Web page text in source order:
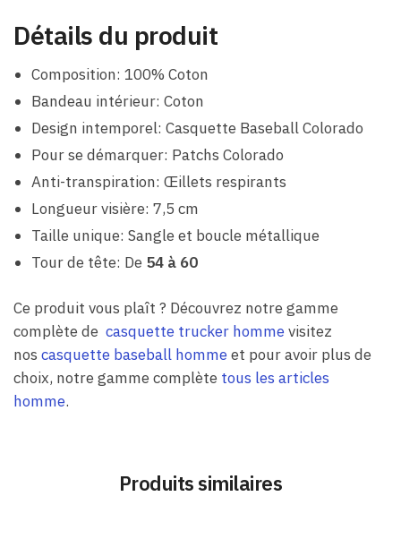
Détails du produit
Composition: 100% Coton
Bandeau intérieur: Coton
Design intemporel: Casquette Baseball Colorado
Pour se démarquer: Patchs Colorado
Anti-transpiration: Œillets respirants
Longueur visière: 7,5 cm
Taille unique: Sangle et boucle métallique
Tour de tête: De 54 à 60
Ce produit vous plaît ? Découvrez notre gamme
complète de casquette trucker hommevisitez
nos casquette baseball hommeet pour avoir plus de
choix, notre gamme complète tous les articles
homme.
Produits similaires